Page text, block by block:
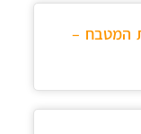
המטבח –